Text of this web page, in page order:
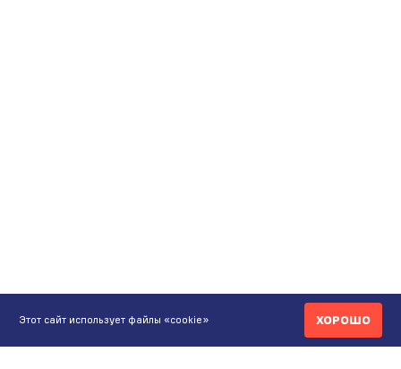
Этот сайт использует файлы «cookie» ХОРОШО